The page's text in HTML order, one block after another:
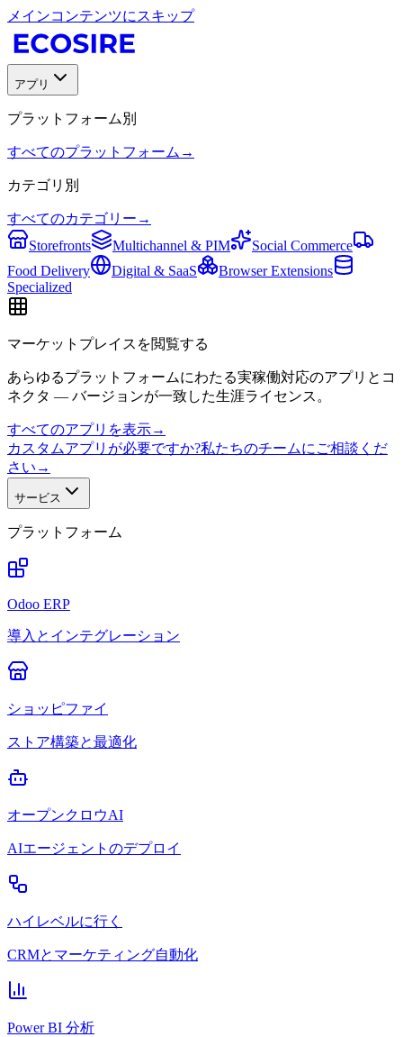
メインコンテンツにスキップ
アプリ
プラットフォーム別
すべてのプラットフォーム →
カテゴリ別
すべてのカテゴリー →
Storefronts
Multichannel & PIM
Social Commerce
Food Delivery
Digital & SaaS
Browser Extensions
Specialized
マーケットプレイスを閲覧する
あらゆるプラットフォームにわたる実稼働対応のアプリとコ
ネクタ — バージョンが一致した生涯ライセンス。
すべてのアプリを表示→
カスタムアプリが必要ですか?私たちのチームにご相談くだ
さい →
サービス
プラットフォーム
Odoo ERP
導入とインテグレーション
ショッピファイ
ストア構築と最適化
オープンクロウAI
AIエージェントのデプロイ
ハイレベルに行く
CRMとマーケティング自動化
Power BI 分析